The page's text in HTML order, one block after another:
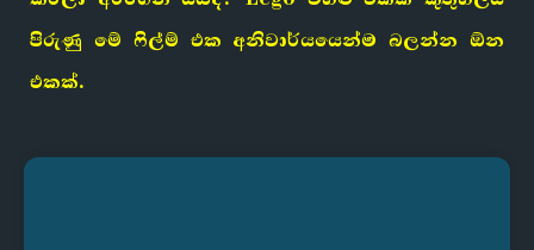
පිරුණු මේ ෆිල්ම් එක අනිවාර්යයෙන්ම බලන්න ඕන
එකක්.